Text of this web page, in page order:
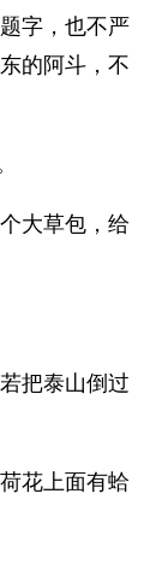
字，也不严
的阿斗，不
大草包，给
把泰山倒过
花上面有蛤